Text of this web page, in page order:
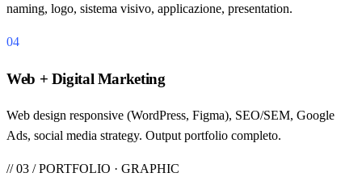
naming, logo, sistema visivo, applicazione, presentation.
04
Web + Digital Marketing
Web design responsive (WordPress, Figma), SEO/SEM, Google
Ads, social media strategy. Output portfolio completo.
// 03 / PORTFOLIO · GRAPHIC